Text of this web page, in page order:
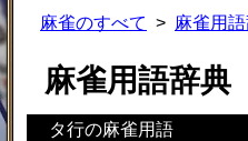
麻雀のすべて 麻雀用
麻雀用語辞典
タ行の麻雀用語